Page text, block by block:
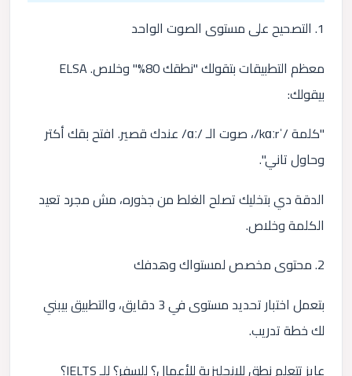
1. التصحيح على مستوى الصوت الواحد
معظم التطبيقات بتقولك "نطقك 80%" وخلاص. ELSA
بيقولك:
"كلمة /ˈkɑːr/، صوت الـ /ɑː/ عندك قصير. افتح بقك أكتر
وحاول تاني".
الدقة دي بتخليك تصلح الغلط من جذوره، مش مجرد تعيد
الكلمة وخلاص.
2. محتوى مخصص لمستواك وهدفك
بتعمل اختبار تحديد مستوى في 3 دقايق، والتطبيق بيبني
لك خطة تدريب.
عايز تتعلم نطق للإنجليزية للأعمال؟ للسفر؟ للـ IELTS؟